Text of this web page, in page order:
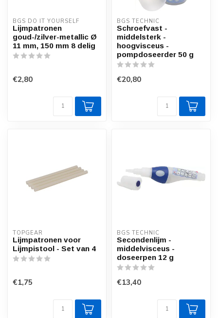
BGS DO IT YOURSELF
Lijmpatronen
goud-/zilver-metallic Ø
11 mm, 150 mm 8 delig
€2,80
BGS TECHNIC
Schroefvast -
middelsterk -
hoogvisceus -
pompdoseerder 50 g
€20,80
TOPGEAR
Lijmpatronen voor
Lijmpistool - Set van 4
€1,75
BGS TECHNIC
Secondenlijm -
middelvisceus -
doseerpen 12 g
€13,40